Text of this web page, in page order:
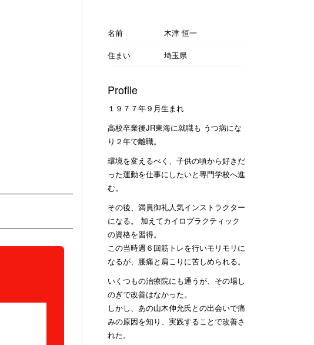
名前
木津 恒一
住まい
埼玉県
Profile
１９７７年９月生まれ
高校卒業後JR東海に就職も うつ病にな
り２年で離職。
環境を変えるべく、子供の頃から好きだ
った運動を仕事にしたいと専門学校へ進
む。
その後、満員御礼人気インストラクター
になる。 加えてカイロプラクティック
の資格を習得。
この当時週６回筋トレを行いモリモリに
なるが、腰痛と肩こりに苦しめられる。
いくつもの治療院にも通うが、その場し
のぎで改善はなかった。
しかし、あの山木伸允氏との出会いで痛
みの原因を知り、実践することで改善さ
れた。